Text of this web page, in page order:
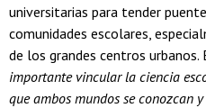
universitarias para tender
comunidades escolares,
de los grandes centros urbanos.
importante vincular la ciencia
que ambos mundos se conozcan